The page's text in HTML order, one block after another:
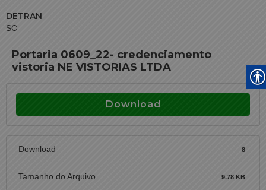
DETRAN
SC
Portaria 0609_22- credenciamento
vistoria NE VISTORIAS LTDA
Download
Download 8
Tamanho do Arquivo 9.78 KB